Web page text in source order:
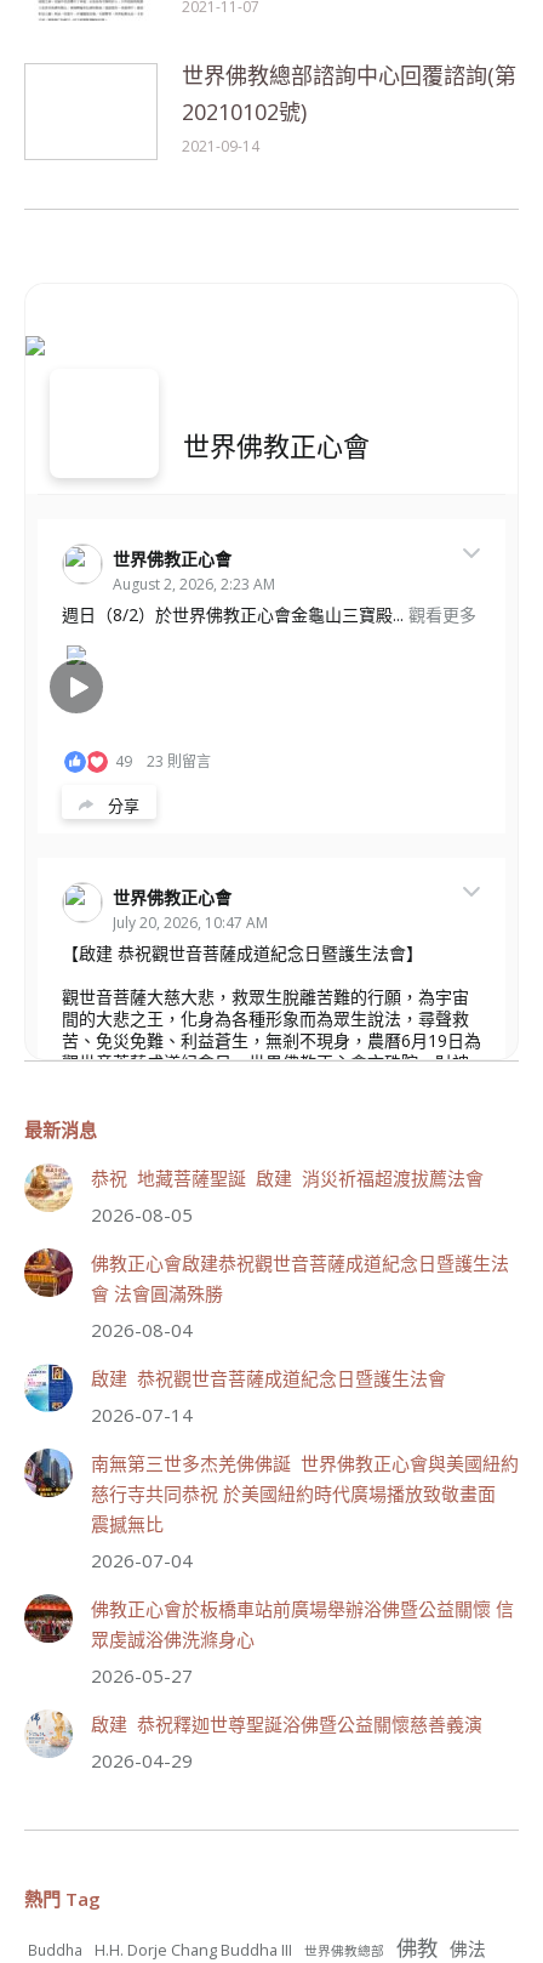
2021-11-07
世界佛教總部諮詢中心回覆諮詢(第
20210102號)
2021-09-14
世界佛教正心會
世界佛教正心會
August 2, 2026, 2:23 AM
週日（8/2）於世界佛教正心會金龜山三寶殿... 觀看更多
49 23 則留言
分享
世界佛教正心會
July 20, 2026, 10:47 AM
【啟建 恭祝觀世音菩薩成道紀念日暨護生法會】
觀世音菩薩大慈大悲，救眾生脫離苦難的行願，為宇宙
間的大悲之王，化身為各種形象而為眾生說法，尋聲救
苦、免災免難、利益蒼生，無剎不現身，農曆6月19日為
觀世音菩薩成道紀念日，世界佛教正心會文殊院、財神
111 33 則留言
分享
世界佛教正心會
July 19, 2026, 1:40 AM
觀看更多
55 28 則留言
July 19, 2026, 1:38 AM
觀看更多
最新消息
恭祝 地藏菩薩聖誕 啟建 消災祈福超渡拔薦法會
2026-08-05
佛教正心會啟建恭祝觀世音菩薩成道紀念日暨護生法
會 法會圓滿殊勝
2026-08-04
啟建 恭祝觀世音菩薩成道紀念日暨護生法會
2026-07-14
南無第三世多杰羌佛佛誕 世界佛教正心會與美國紐約
慈行寺共同恭祝 於美國紐約時代廣場播放致敬畫面
震撼無比
2026-07-04
佛教正心會於板橋車站前廣場舉辦浴佛暨公益關懷 信
眾虔誠浴佛洗滌身心
2026-05-27
啟建 恭祝釋迦世尊聖誕浴佛暨公益關懷慈善義演
2026-04-29
熱門 Tag
Buddha H.H. Dorje Chang Buddha III 世界佛教總部 佛教 佛法